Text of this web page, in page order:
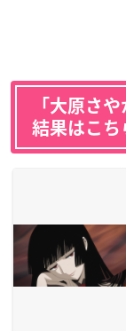
「大原さ
結果はこち